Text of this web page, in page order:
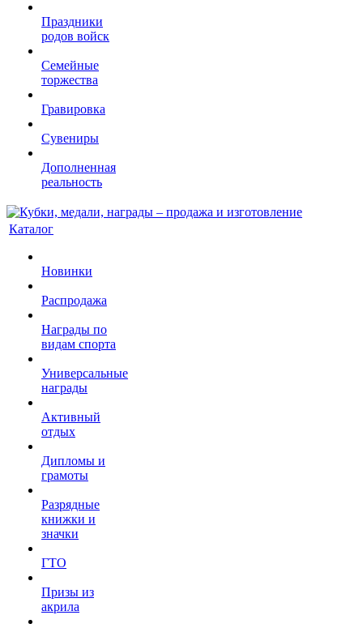
Праздники
родов войск
Семейные
торжества
Гравировка
Сувениры
Дополненная
реальность
Каталог
Новинки
Распродажа
Награды по
видам спорта
Универсальные
награды
Активный
отдых
Дипломы и
грамоты
Разрядные
книжки и
значки
ГТО
Призы из
акрила